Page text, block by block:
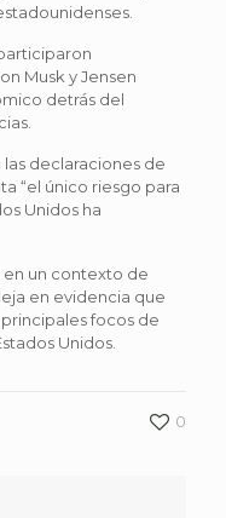
Musk y Jensen
detrás del
declaraciones de
“el único riesgo para
Unidos ha
en un contexto de
en evidencia que
focos de
Unidos.
0